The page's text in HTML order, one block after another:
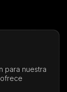
para nuestra